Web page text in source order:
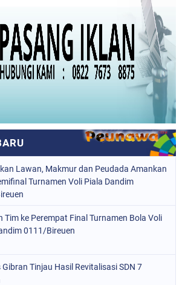
Lawan, Makmur dan Peudada Amankan
Turnamen Voli Piala Dandim
Tim ke Perempat Final Turnamen Bola Voli
0111/Bireuen
Gibran Tinjau Hasil Revitalisasi SDN 7